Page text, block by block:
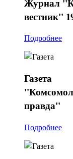
вестник"
Подробнее
Газета
правда"
Подробнее